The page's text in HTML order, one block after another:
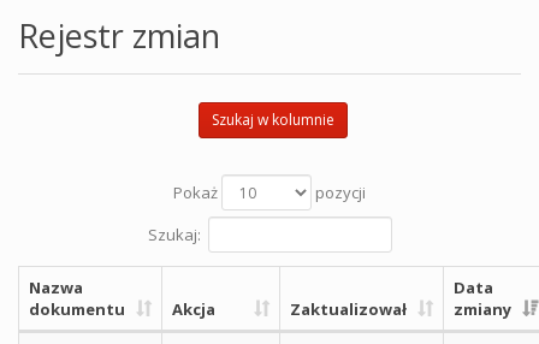
Rejestr zmian
Szukaj w kolumnie
Pokaż
pozycji
Szukaj:
Nazwa
dokumentu
Akcja Zaktualizował
Data
zmiany